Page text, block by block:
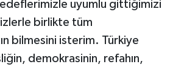
uyumlu gittiğimizi
birlikte tüm
bilmesini isterim. Türkiye
demokrasinin, refahın,